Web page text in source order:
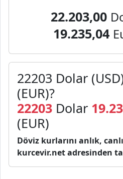
22.203,00
19.235,04
22203 Dolar
(EUR)?
22203 Dolar
(EUR)
Döviz kurlarını anlık,
kurcevir.net adresinden